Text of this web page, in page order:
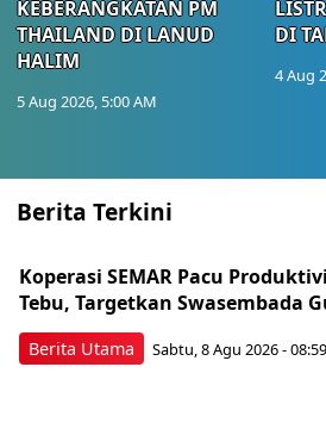
KEBERANGKATAN PM
THAILAND DI LANUD
HALIM
5 Aug 2026, 5:00 AM
DI
4 Aug
Berita Terkini
Berita Utama
Koperasi SEMAR Pacu
Tebu, Targetkan Swasembada
Sabtu, 8 Agu 2026 - 08:59